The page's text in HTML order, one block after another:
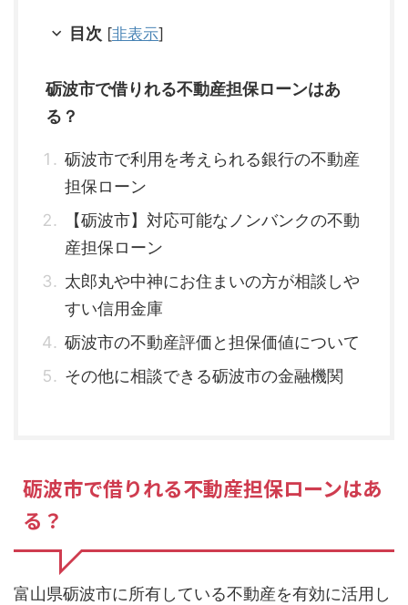
目次 [非表示]
砺波市で借りれる不動産担保ローンはあ
る？
砺波市で利用を考えられる銀行の不動産
担保ローン
【砺波市】対応可能なノンバンクの不動
産担保ローン
太郎丸や中神にお住まいの方が相談しや
すい信用金庫
砺波市の不動産評価と担保価値について
その他に相談できる砺波市の金融機関
砺波市で借りれる不動産担保ローンはあ
る？
富山県砺波市に所有している不動産を有効に活用し